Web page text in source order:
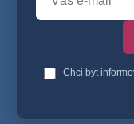
Chci být